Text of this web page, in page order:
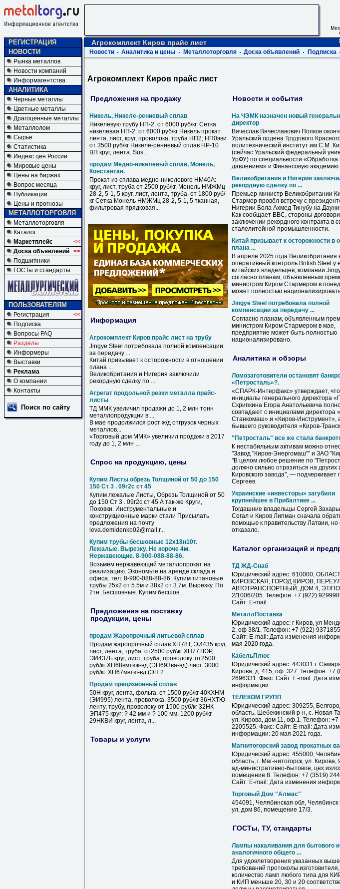
РЕГИСТРАЦИЯ
НОВОСТИ
Рынка металлов
Новости компаний
Информагентства
АНАЛИТИКА
Черные металлы
Цветные металлы
Драгоценные металлы
Металлолом
Сырье
Статистика
Индекс цен России
Мировые цены
Цены на биржах
Вопрос месяца
Публикации
Цены и прогнозы
МЕТАЛЛОТОРГОВЛЯ
Металлоторговля
Каталог
Маркетплейс
<<
Доска объявлений <<
Подшипники
ГОСТы и стандарты
ПОЛЬЗОВАТЕЛЯМ
Регистрация
<<
Подписка
Вопросы FAQ
Разделы
Информеры
Выставки
Реклама
О компании
Контакты
Поиск по сайту
Агрокомплект Киров прайс лист
Новости Аналитика и цены Металлоторговля Доска объявлений Подписка
Агрокомплект Киров прайс лист
Предложения на продажу
Никель, Никеле-рениевый сплав
Никелевую трубу НП-2. от 6000 руб/кг. Сетка
никелевая НП-2. от 6000 руб/кг Никель прокат
лента, лист, круг, проволока, труба НП2; НП0эви
от 3500 руб/кг Никеле-рениевый сплав НР-10
ВП круг, лента. Sus...
продам Медно-никелевый сплав, Монель,
Константан.
Прокат из сплава медно-никелевого НМ40А:
круг, лист, труба от 2500 руб/кг. Монель НМЖМц
28-2, 5-1, 5 круг, лист, лента, труба. от 1800 руб/
кг Сетка Монель НМЖМц 28-2, 5-1, 5 тканная,
фильтровая прядковая...
Информация
Агрокомплект Киров прайс лист на трубу
Jingye Steel потребовала полной компенсации
за передачу ...
Китай призывает к осторожности в отношении
плана ...
Великобритания и Нигерия заключили
рекордную сделку по ...
Агрегат продольной резки металла прайс-
листы
ТД ММК увеличил продажи до 1, 2 млн тонн
металлопродукции в ...
В мае продолжился рост ж/д отгрузок черных
металлов...
«Торговый дом ММК» увеличил продажи в 2017
году до 1, 2 млн ...
Спрос на продукцию, цены
Купим Листы обрезь Толщиной от 50 до 150
150 Ст 3 . 09г2с ст 45
Купим лежалые Листы, Обрезь Толщиной от 50
до 150 Ст 3 . 09г2с ст 45 А так-же Круги,
Поковки. Инструментальные и
конструкционные марки стали Присылать
предложения на почту
leva.demidenko02@mail.r...
Купим трубы бесшовные 12х18н10т.
Лежалые. Вырезку. Не короче 4м.
Нержавеющие. 8-900-088-88-86.
Возьмём нержавеющий металлопрокат на
реализацию. Экономьте на аренде склада и
офиса. тел: 8-900-088-88-86. Купим титановые
трубы 25х2 от 5.5м и 38х2 от 3.7м. Вырезку. По
2тн. Бесшовные. Купим бесшов...
Предложения на поставку
продукции, цены
продам Жаропрочный литьевой сплав
Продам жаропрочный сплав ХН78Т, ЭИ435 круг,
лист, лента, труба. от2500 руб\кг ХН77ТЮР,
ЭИ437Б круг, лист, труба, проволоку. от2500
руб/кг ХН68вмтюк-вд (ЭП693ва-вд) лист. 3000
руб/кг. ХН67мвтю-вд (ЭП 2...
Продам прецизионный сплав
50Н круг, лента, фольга. от 1500 руб/кг 40КХНМ
(ЭИ995) лента, проволока. 3500 руб/кг 36НХТЮ
ленту, трубу, проволоку от 1500 руб/кг 32НК
ЭП475 круг: ? 42 мм и ? 100 мм. 1200 руб/кг
29НКВИ круг, лента, л...
Товары и услуги
Новости и события
На ЧЭМК назначен новый
директор
Вячеслав Вячеславович Попков
Уральский ордена Трудового
политехнический институт им С.М.
(сейчас Уральский федеральный
УрФУ) по специальности «Обработка
давлением» и Финансовую академию
Великобритания и Нигерия
рекордную сделку по ...
Премьер-министр Великобритании
Стармер провёл встречу с
Нигерии Бола Ахмед Тинубу на
Как сообщает BBC, стороны
заключении рекордного контракта в
сталелитейной промышленности.
Китай призывает к осторожности в
плана ...
В апреле 2025 года Великобритания
оперативный контроль British Steel у
китайских владельцев, компании
согласно планам, объявленным
министром Киром Стармером в
может полностью
Jingye Steel потребовала полной
компенсации за передачу ...
Согласно планам, объявленным
министром Киром Стармером в мае,
предприятие может быть полностью
национализировано.
Аналитика и обзоры
Ломозаготовители остановят
«Петросталь»?.
«СПАРК-Интерфакс» утверждает, что
инициалы генерального директора
Скрипкина Егора Анатольевича
совпадают с инициалами директора «
Станкомаш» и « Киров-Инструмент»,
бывшего руководителя « Киров-
"Петросталь" все же стала
К нестабильным активам можно
"Завод "Киров-Энергомаш"" и ЗАО
"В целом любое решение по
должно сильно отразиться на других
Кировского завода", — подчеркивает
Сергеев.
Украинские «инвесторы» загубили
крупнейшее в Прибалтике ...
Тогдашние владельцы Сергей
Сегал и Киров Липман сначала
помощью к правительству Латвии,
отказало.
Каталог организаций и
ТД ЖД-Снаб
Юридический адрес: 610000,
КИРОВСКАЯ, ГОРОД КИРОВ,
АВТОТРАНСПОРТНЫЙ, ДОМ 4, ЭТ/
2/1006/205. Телефон: +7 (922)
Сайт: E-mail
МеталлПоставка
Юридический адрес: г Киров, ул
2, оф 38/1. Телефон: +7 (922)
Сайт: E-mail: Дата изменения
мая 2020 года.
КабельПлюс
Юридический адрес: 443031 г.
Кирова, д. 415, оф. 327. Телефон: +7
2696331. Факс: Сайт: E-mail: Дата
информации
ТЕЛЕКОМ ГРУПП
Юридический адрес: 309255,
область, Шебекинский р-н, с. Новая
ул. Кирова, дом 11, оф.1. Телефон: +7
2205525. Факс: Сайт: E-mail: Дата
информации: 20 мая 2021 года.
Магнитогорский завод прокатных
Юридический адрес: 455000,
область, г. Маг-нитогорск, ул. Кирова,
ад-министративно-бытовое, цех
помещение 8. Телефон: +7 (3519)
Сайт: E-mail: Дата изменения
Торговый Дом "Алмас"
454091, Челябинская обл, Челябинск
ул, дом 86, помещение 17/3.
ГОСТы, ТУ, стандарты
Лампы накаливания для бытового и
аналогичного общего ...
Для удовлетворения указанных выше
требований протоколы
количество ламп любого типа для
и КИП меньше 20, 30 и 20